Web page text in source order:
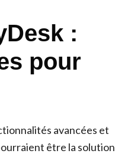
:
pour
avancées et
être la solution